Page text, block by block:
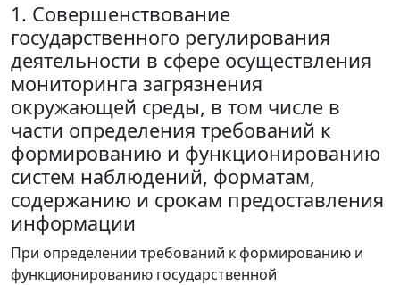
1. Совершенствование
государственного регулирования
деятельности в сфере осуществления
мониторинга загрязнения
окружающей среды, в том числе в
части определения требований к
формированию и функционированию
систем наблюдений, форматам,
содержанию и срокам предоставления
информации
При определении требований к формированию и
функционированию государственной